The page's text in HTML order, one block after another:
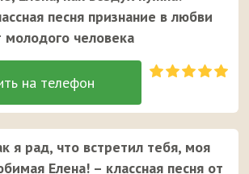
песня признание в любви
молодого человека
я рад, что встретил тебя, моя
Елена! – классная песня от